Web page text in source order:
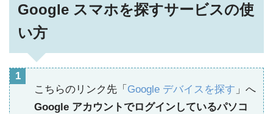
Google スマホを探すサービスの使
い方
こちらのリンク先「 Google デバイスを探す 」へ
Google アカウントでログインしているパソコ